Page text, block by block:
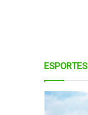
ESPORTES